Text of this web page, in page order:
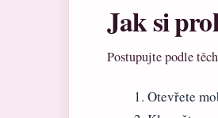
Jak si
Postupujte podle
Otevřete